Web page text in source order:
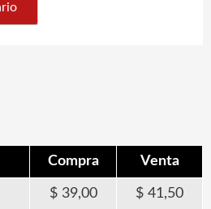
Compra Venta
39,00 41,50